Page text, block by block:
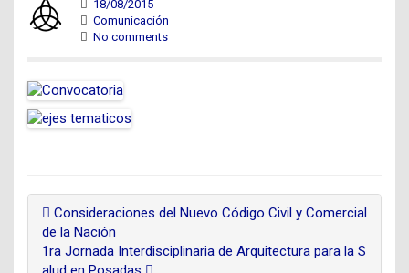
18/08/2015
Comunicación
No comments
Consideraciones del Nuevo Código Civil y Comercial
de la Nación
1ra Jornada Interdisciplinaria de Arquitectura para la S